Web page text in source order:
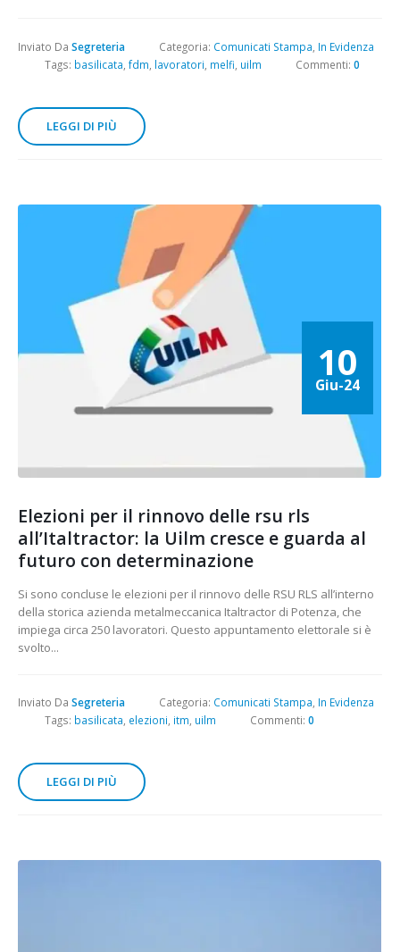
Inviato Da Segreteria Categoria: Comunicati Stampa In Evidenza
Tags: basilicata fdm lavoratori melfi uilm Commenti: 0
LEGGI DI PIÙ
10
Giu-24
Elezioni per il rinnovo delle rsu rls
all’Italtractor: la Uilm cresce e guarda al
futuro con determinazione
Si sono concluse le elezioni per il rinnovo delle RSU RLS all’interno
della storica azienda metalmeccanica Italtractor di Potenza, che
impiega circa 250 lavoratori. Questo appuntamento elettorale si è
svolto...
Inviato Da Segreteria Categoria: Comunicati Stampa, In Evidenza
Tags: basilicata, elezioni, itm, uilm Commenti: 0
LEGGI DI PIÙ